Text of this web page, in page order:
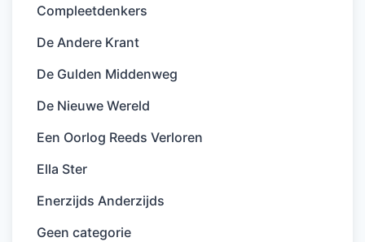
Compleetdenkers
De Andere Krant
De Gulden Middenweg
De Nieuwe Wereld
Een Oorlog Reeds Verloren
Ella Ster
Enerzijds Anderzijds
Geen categorie